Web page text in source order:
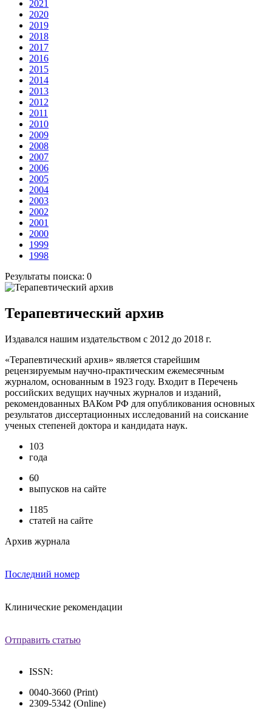
2021
2020
2019
2018
2017
2016
2015
2014
2013
2012
2011
2010
2009
2008
2007
2006
2005
2004
2003
2002
2001
2000
1999
1998
Результаты поиска: 0
Терапевтический архив
Издавался нашим издательством с 2012 до 2018 г.
«Терапевтический архив» является старейшим
рецензируемым научно-практическим ежемесячным
журналом, основанным в 1923 году. Входит в Перечень
российских ведущих научных журналов и изданий,
рекомендованных ВАКом РФ для опубликования основных
результатов диссертационных исследований на соискание
ученых степеней доктора и кандидата наук.
103
года
60
выпусков на сайте
1185
статей на сайте
Архив журнала
Последний номер
Клинические рекомендации
Отправить статью
ISSN:
0040-3660 (Print)
2309-5342 (Online)